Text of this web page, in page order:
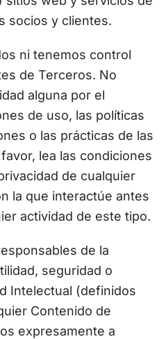
socios y clientes.
ni tenemos control
de Terceros. No
alguna por el
de uso, las políticas
o las prácticas de las
lea las condiciones
de cualquier
la que interactúe antes
actividad de este tipo.
de la
seguridad o
Intelectual (definidos
Contenido de
expresamente a